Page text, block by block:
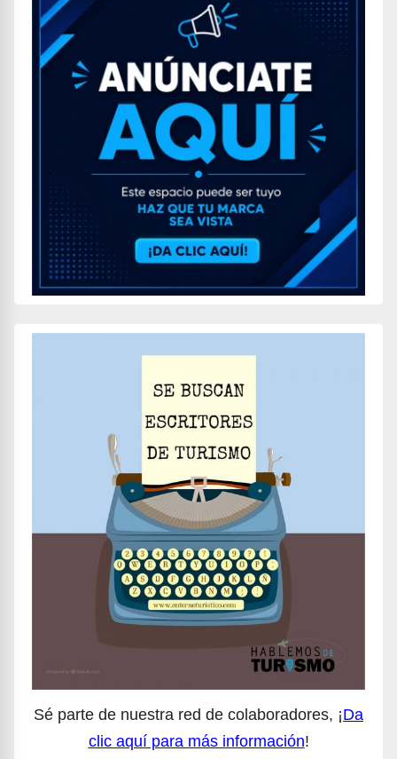
Sé parte de nuestra red de colaboradores, ¡Da
clic aquí para más información!